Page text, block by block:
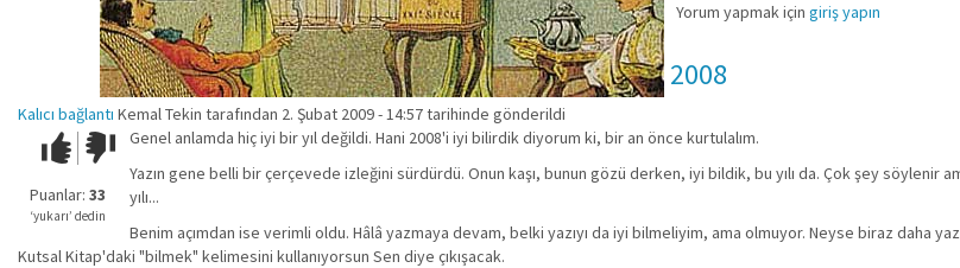
Yorum yapmak için giriş yapın
2008
Kalıcı bağlantı Kemal Tekin tarafından 2. Şubat 2009 - 14:57 tarihinde gönderildi
Çok iyi!O
kadar
iyi
değil!
Puanlar: 33
‘yukarı’ dedin
Genel anlamda hiç iyi bir yıl değildi. Hani 2008'i iyi bilirdik diyorum ki, bir an önce kurtulalım.
Yazın gene belli bir çerçevede izleğini sürdürdü. Onun kaşı, bunun gözü derken, iyi bildik, bu yılı da. Çok şey söylenir
yılı...
Benim açımdan ise verimli oldu. Hâlâ yazmaya devam, belki yazıyı da iyi bilmeliyim, ama olmuyor. Neyse biraz daha
Kutsal Kitap'daki "bilmek" kelimesini kullanıyorsun Sen diye çıkışacak.